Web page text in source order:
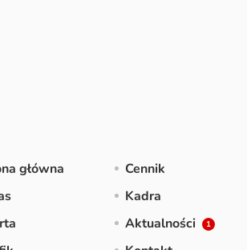
główna
Cennik
Kadra
Aktualności